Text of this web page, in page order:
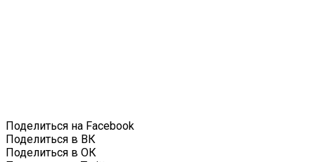
Поделиться на Facebook
Поделиться в ВК
Поделиться в ОК